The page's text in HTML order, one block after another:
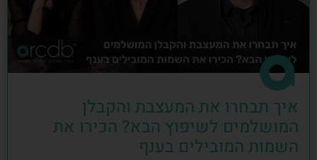
איך תבחרו את המעצבת והקבלן
המושלמים לשיפוץ הבא? הכירו את
השמות המובילים בענף